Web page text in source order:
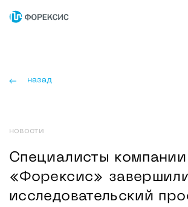
назад
новости
Специалисты компании
«Форексис»
исследовательский